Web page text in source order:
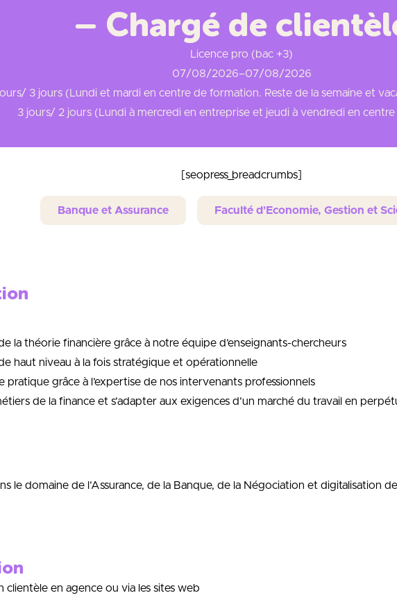
– Chargé de
Licence pro (bac +3)
07/08/2026–07/08/2026
3 jours (Lundi et mardi en centre de formation. Reste de la semaine et
3 jours/ 2 jours (Lundi à mercredi en entreprise et jeudi à vendredi en
[seopress_breadcrumbs]
Banque et Assurance Faculté d'Economie, Gestion et
la théorie financière grâce à notre équipe d’enseignants-chercheurs
haut niveau à la fois stratégique et opérationnelle
pratique grâce à l’expertise de nos intervenants professionnels
de la finance et s’adapter aux exigences d’un marché du travail en
le domaine de l’Assurance, de la Banque, de la Négociation et digitalisation
clientèle en agence ou via les sites web